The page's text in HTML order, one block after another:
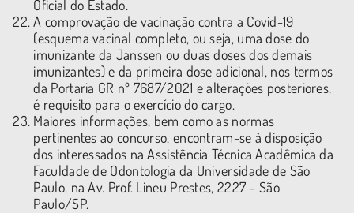
Oficial do Estado.
A comprovação de vacinação contra a Covid-19
(esquema vacinal completo, ou seja, uma dose do
imunizante da Janssen ou duas doses dos demais
imunizantes) e da primeira dose adicional, nos termos
da Portaria GR nº 7687/2021 e alterações posteriores,
é requisito para o exercício do cargo.
Maiores informações, bem como as normas
pertinentes ao concurso, encontram-se à disposição
dos interessados na Assistência Técnica Acadêmica da
Faculdade de Odontologia da Universidade de São
Paulo, na Av. Prof. Lineu Prestes, 2227 – São
Paulo/SP.